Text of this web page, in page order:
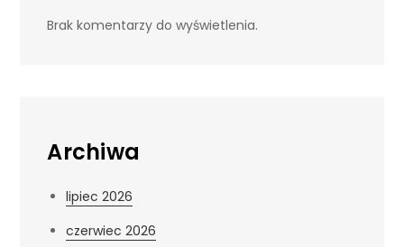
Brak komentarzy do wyświetlenia.
Archiwa
lipiec 2026
czerwiec 2026